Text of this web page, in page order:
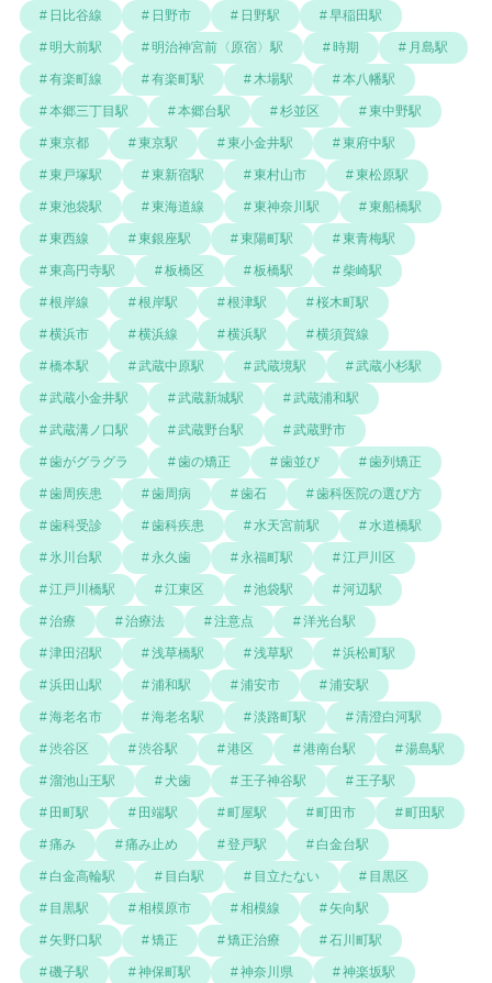
日比谷線 日野市 日野駅 早稲田駅
明大前駅 明治神宮前〈原宿〉駅 時期 月島駅
有楽町線 有楽町駅 木場駅 本八幡駅
本郷三丁目駅 本郷台駅 杉並区 東中野駅
東京都 東京駅 東小金井駅 東府中駅
東戸塚駅 東新宿駅 東村山市 東松原駅
東池袋駅 東海道線 東神奈川駅 東船橋駅
東西線 東銀座駅 東陽町駅 東青梅駅
東高円寺駅 板橋区 板橋駅 柴崎駅
根岸線 根岸駅 根津駅 桜木町駅
横浜市 横浜線 横浜駅 横須賀線
橋本駅 武蔵中原駅 武蔵境駅 武蔵小杉駅
武蔵小金井駅 武蔵新城駅 武蔵浦和駅
武蔵溝ノ口駅 武蔵野台駅 武蔵野市
歯がグラグラ 歯の矯正 歯並び 歯列矯正
歯周疾患 歯周病 歯石 歯科医院の選び方
歯科受診 歯科疾患 水天宮前駅 水道橋駅
氷川台駅 永久歯 永福町駅 江戸川区
江戸川橋駅 江東区 池袋駅 河辺駅
治療 治療法 注意点 洋光台駅
津田沼駅 浅草橋駅 浅草駅 浜松町駅
浜田山駅 浦和駅 浦安市 浦安駅
海老名市 海老名駅 淡路町駅 清澄白河駅
渋谷区 渋谷駅 港区 港南台駅 湯島駅
溜池山王駅 犬歯 王子神谷駅 王子駅
田町駅 田端駅 町屋駅 町田市 町田駅
痛み 痛み止め 登戸駅 白金台駅
白金高輪駅 目白駅 目立たない 目黒区
目黒駅 相模原市 相模線 矢向駅
矢野口駅 矯正 矯正治療 石川町駅
磯子駅 神保町駅 神奈川県 神楽坂駅